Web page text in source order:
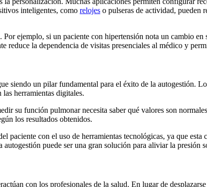
inteligentes, como relojes o pulseras de actividad, pueden
ejemplo, si un paciente con hipertensión nota un cambio
reduce la dependencia de visitas presenciales al médico y
siendo un pilar fundamental para el éxito de la autogestión.
herramientas digitales.
su función pulmonar necesita saber qué valores son
los resultados obtenidos.
paciente con el uso de herramientas tecnológicas, ya que
puede ser una gran solución para aliviar la presión
con los profesionales de la salud. En lugar de